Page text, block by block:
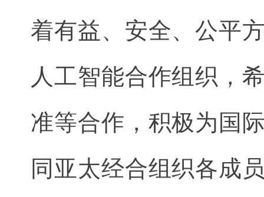
着有益、安全、公平
人工智能合作组织，
准等合作，积极为国
同亚太经合组织各成